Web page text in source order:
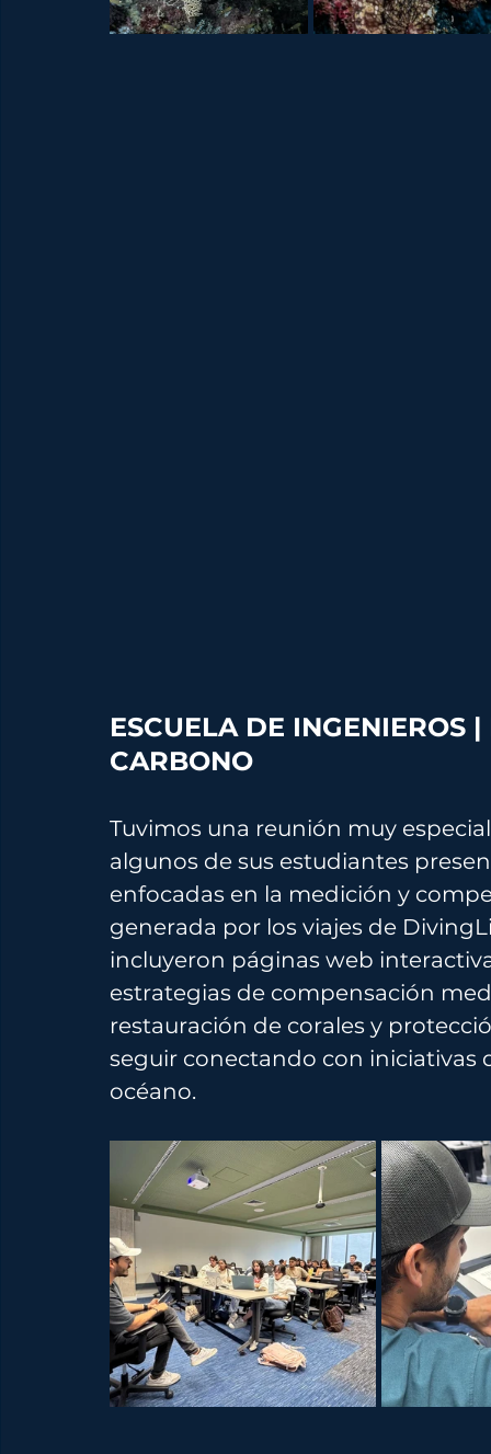
ESCUELA DE INGENIEROS
CARBONO
Tuvimos una reunión muy
algunos de sus estudiantes
enfocadas en la medición y
generada por los viajes de
incluyeron páginas web
estrategias de compensación
restauración de corales y
seguir conectando con iniciativas
océano.